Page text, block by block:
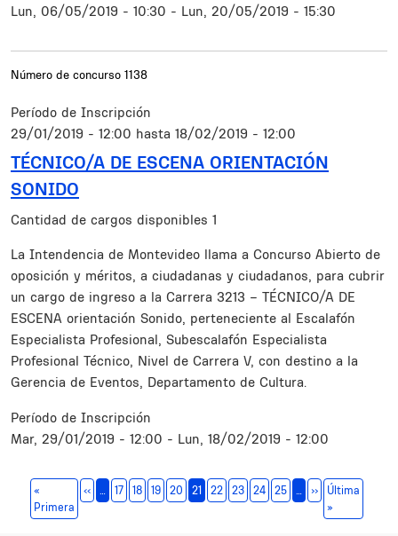
Lun, 06/05/2019 - 10:30 - Lun, 20/05/2019 - 15:30
Número de concurso 1138
Período de Inscripción
29/01/2019 - 12:00 hasta 18/02/2019 - 12:00
TÉCNICO/A DE ESCENA ORIENTACIÓN
SONIDO
Cantidad de cargos disponibles 1
Resumen
La Intendencia de Montevideo llama a Concurso Abierto de
oposición y méritos, a ciudadanas y ciudadanos, para cubrir
un cargo de ingreso a la Carrera 3213 – TÉCNICO/A DE
ESCENA orientación Sonido, perteneciente al Escalafón
Especialista Profesional, Subescalafón Especialista
Profesional Técnico, Nivel de Carrera V, con destino a la
Gerencia de Eventos, Departamento de Cultura.
Período de Inscripción
Mar, 29/01/2019 - 12:00 - Lun, 18/02/2019 - 12:00
Paginación
«
Primera Primera página
‹‹Página anterior
17 18 19 20 21 22 23 24 25 ››Siguiente
Última
»